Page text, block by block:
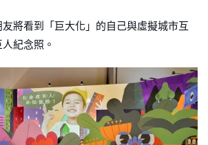
將看到「巨大化」的自己與虛擬城市互
紀念照。